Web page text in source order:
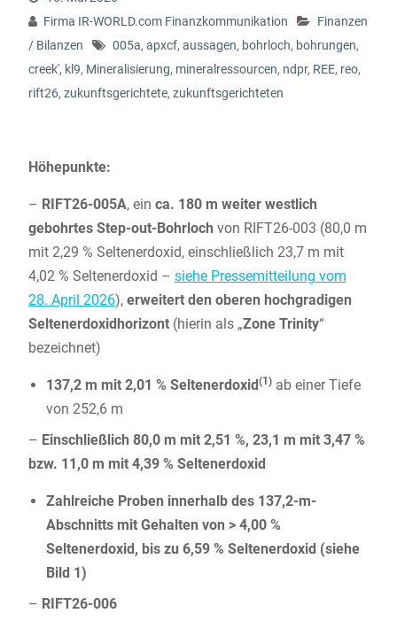
Firma IR-WORLD.com Finanzkommunikation
Finanzen
/ Bilanzen
005a, apxcf, aussagen, bohrloch, bohrungen,
creek', kl9, Mineralisierung, mineralressourcen, ndpr, REE, reo,
rift26, zukunftsgerichtete, zukunftsgerichteten
Höhepunkte:
– RIFT26-005A, ein ca. 180 m weiter westlich
gebohrtes Step-out-Bohrloch von RIFT26-003 (80,0 m
mit 2,29 % Seltenerdoxid, einschließlich 23,7 m mit
4,02 % Seltenerdoxid – siehe Pressemitteilung vom
28. April 2026), erweitert den oberen hochgradigen
Seltenerdoxidhorizont(hierin als „Zone Trinity“
bezeichnet)
137,2 m mit 2,01 % Seltenerdoxid(1)ab einer Tiefe
von 252,6 m
– Einschließlich 80,0 m mit 2,51 %, 23,1 m mit 3,47 %
bzw. 11,0 m mit 4,39 % Seltenerdoxid
Zahlreiche Proben innerhalb des 137,2-m-
Abschnitts mit Gehalten von > 4,00 %
Seltenerdoxid, bis zu 6,59 % Seltenerdoxid (siehe
Bild 1)
– RIFT26-006